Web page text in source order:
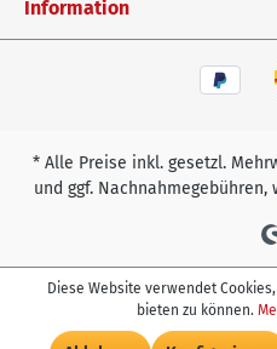
Information
* Alle Preise inkl. gesetzl.
und ggf.
Diese Website verwendet
bieten zu können.